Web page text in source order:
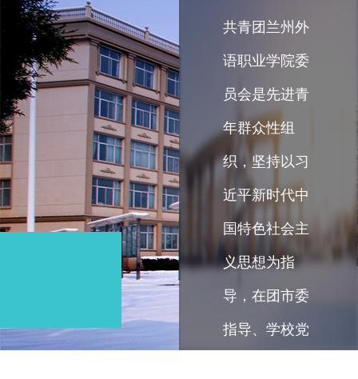
共青团兰州外
语职业学院委
员会是先进青
年群众性组
织，坚持以习
近平新时代中
国特色社会主
义思想为指
导，在团市委
指导、学校党